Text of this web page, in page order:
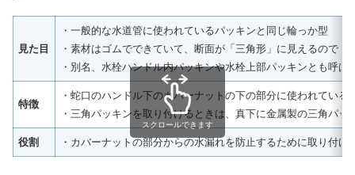
見た目
・一般的な水道管に使われているパッキンと同じ輪っか型
・素材はゴムでできていて、断面が「三角形」に見えるので
・別名、水栓ハンドル内パッキンや水栓上部パッキンとも呼ば
特徴
・蛇口のハンドル下のカバーナットの下の部分に使われている
・三角パッキンを取り付けるときは、真下に金属製の三角パ
役割 ・カバーナットの部分からの水漏れを防止するために取り付け
スクロールできます